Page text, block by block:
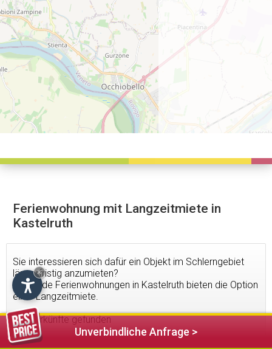
Ferienwohnung mit Langzeitmiete in
Kastelruth
Sie interessieren sich dafür ein Objekt im Schlerngebiet
längerfristig anzumieten?
Folgende Ferienwohnungen in Kastelruth bieten die Option
einer Langzeitmiete.
2Unterkünfte gefunden
Unverbindliche Anfrage >
×